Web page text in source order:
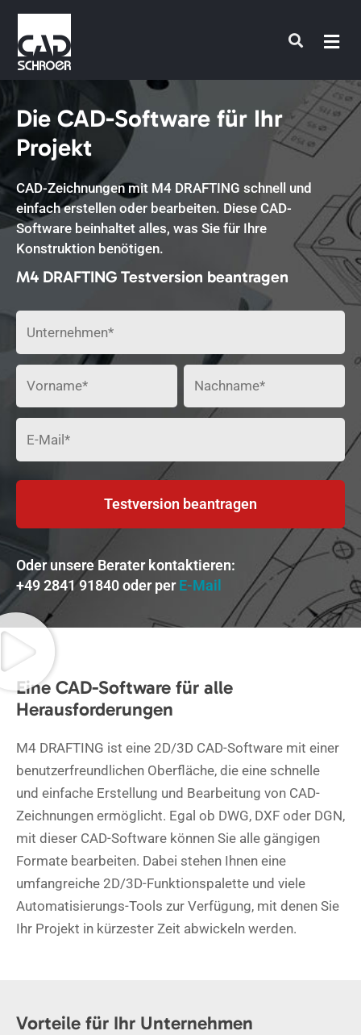
Zum
Inhalt
springen
Die CAD-Software für Ihr
Projekt
CAD-Zeichnungen mit M4 DRAFTING schnell und
einfach erstellen oder bearbeiten. Diese CAD-
Software beinhaltet alles, was Sie für Ihre
Konstruktion benötigen.
M4 DRAFTING Testversion beantragen
Testversion beantragen
Oder unsere Berater kontaktieren:
+49 2841 91840 oder perE-Mail
Eine CAD-Software für alle
Herausforderungen
M4 DRAFTING ist eine 2D/3D CAD-Software mit einer
benutzerfreundlichen Oberfläche, die eine schnelle
und einfache Erstellung und Bearbeitung von CAD-
Zeichnungen ermöglicht. Egal ob DWG, DXF oder DGN,
mit dieser CAD-Software können Sie alle gängigen
Formate bearbeiten. Dabei stehen Ihnen eine
umfangreiche 2D/3D-Funktionspalette und viele
Automatisierungs-Tools zur Verfügung, mit denen Sie
Ihr Projekt in kürzester Zeit abwickeln werden.
Vorteile für Ihr Unternehmen